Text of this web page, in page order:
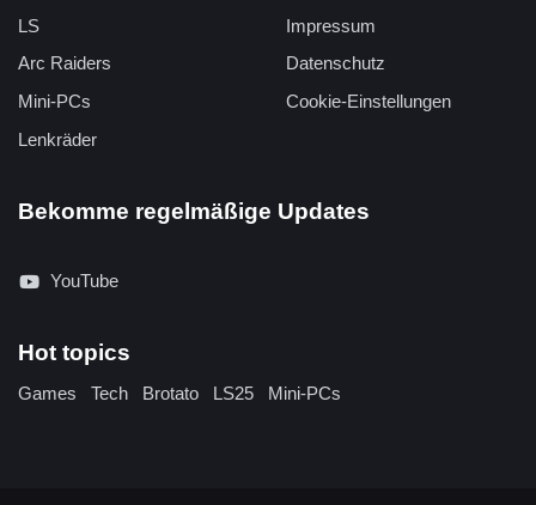
LS
Arc Raiders
Mini-PCs
Lenkräder
Impressum
Datenschutz
Cookie-Einstellungen
Bekomme regelmäßige Updates
YouTube
Hot topics
Games Tech Brotato LS25 Mini-PCs